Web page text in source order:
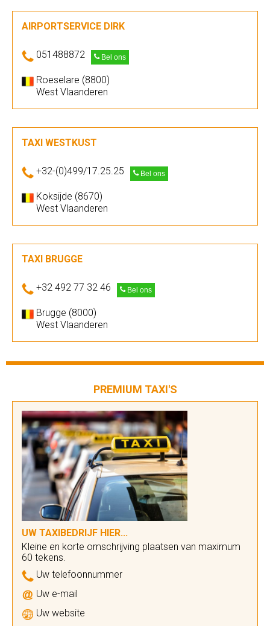
AIRPORTSERVICE DIRK
051488872 Bel ons
Roeselare (8800)
West Vlaanderen
TAXI WESTKUST
+32-(0)499/17.25.25 Bel ons
Koksijde (8670)
West Vlaanderen
TAXI BRUGGE
+32 492 77 32 46 Bel ons
Brugge (8000)
West Vlaanderen
PREMIUM TAXI'S
UW TAXIBEDRIJF HIER...
Kleine en korte omschrijving plaatsen van maximum
60 tekens.
Uw telefoonnummer
Uw e-mail
Uw website